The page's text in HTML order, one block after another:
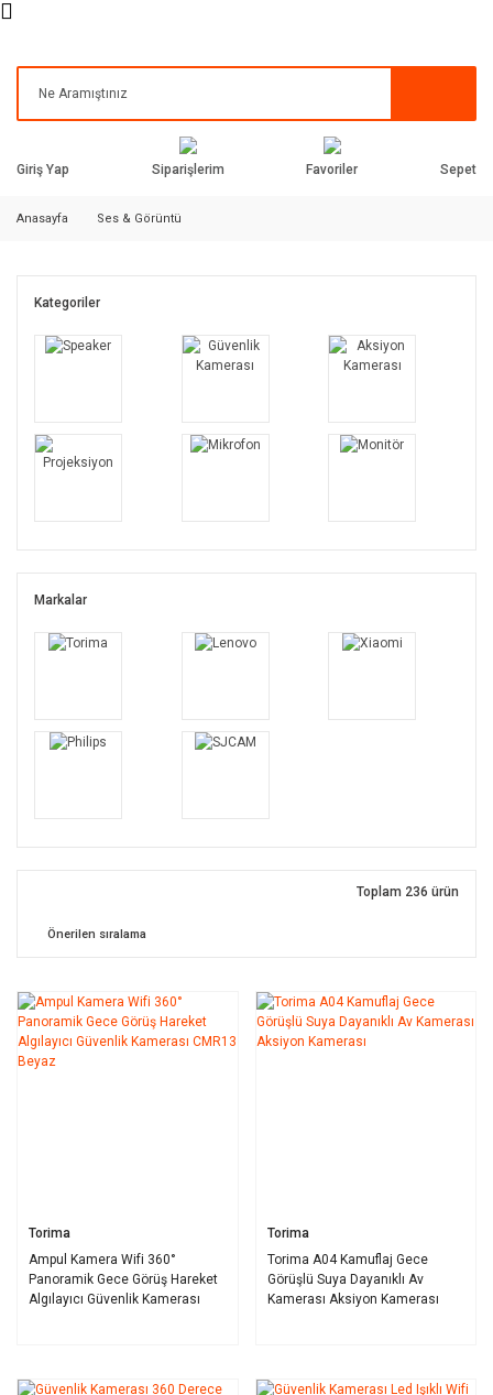
Giriş Yap Siparişlerim Favoriler Sepet
Anasayfa Ses & Görüntü
Kategoriler
Markalar
Toplam 236 ürün
Torima
Ampul Kamera Wifi 360°
Panoramik Gece Görüş Hareket
Algılayıcı Güvenlik Kamerası
Torima
Torima A04 Kamuflaj Gece
Görüşlü Suya Dayanıklı Av
Kamerası Aksiyon Kamerası